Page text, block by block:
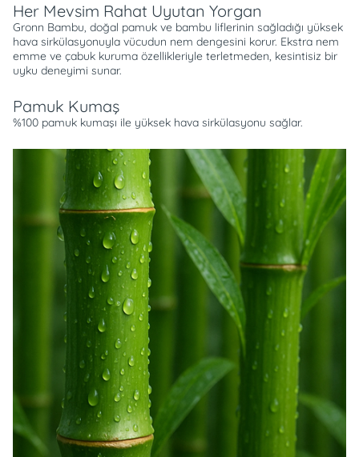
Her Mevsim Rahat Uyutan Yorgan
Gronn Bambu, doğal pamuk ve bambu liflerinin sağladığı yüksek
hava sirkülasyonuyla vücudun nem dengesini korur. Ekstra nem
emme ve çabuk kuruma özellikleriyle terletmeden, kesintisiz bir
uyku deneyimi sunar.
Pamuk Kumaş
%100 pamuk kumaşı ile yüksek hava sirkülasyonu sağlar.